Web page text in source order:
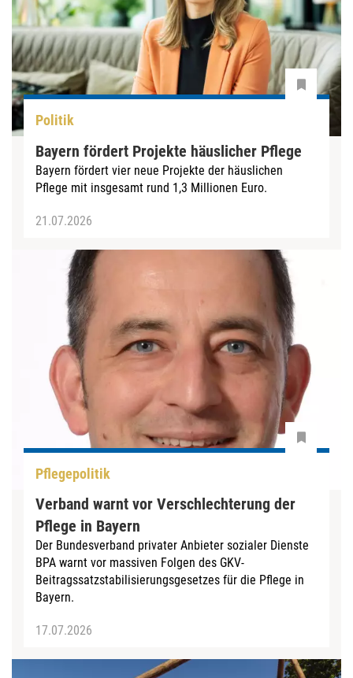
Politik
Bayern fördert Projekte häuslicher Pflege
Bayern fördert vier neue Projekte der häuslichen
Pflege mit insgesamt rund 1,3 Millionen Euro.
21.07.2026
Pflegepolitik
Verband warnt vor Verschlechterung der
Pflege in Bayern
Der Bundesverband privater Anbieter sozialer Dienste
BPA warnt vor massiven Folgen des GKV-
Beitragssatzstabilisierungsgesetzes für die Pflege in
Bayern.
17.07.2026